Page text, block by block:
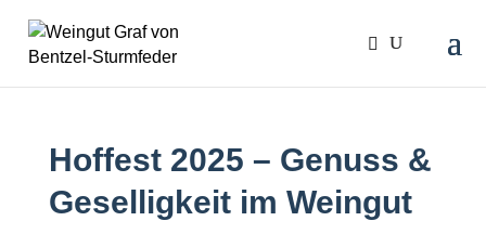
Hoffest 2025 – Genuss &
Geselligkeit im Weingut